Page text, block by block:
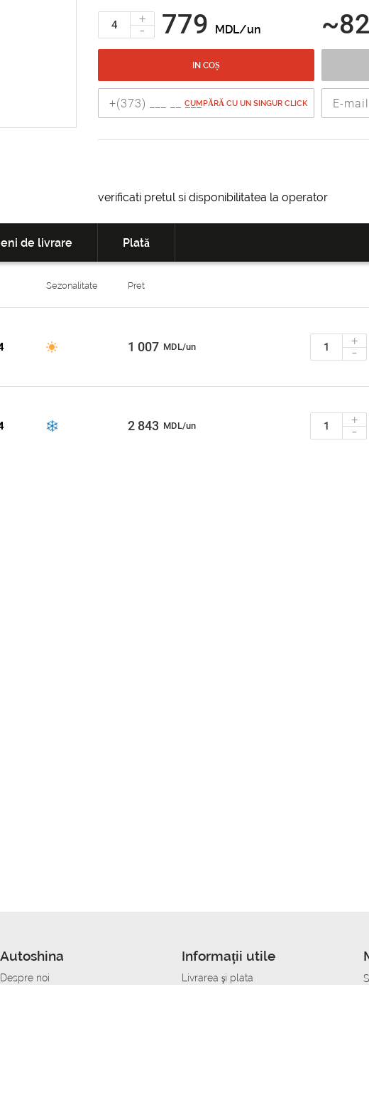
+
- 779 MDL/un ~82
IN COȘ
CUMPĂRĂ CU UN SINGUR CLICK
verificati pretul si disponibilitatea la operator
de livrare Plată
Sezonalitate Pret
1 007 MDL/un +
-
2 843 MDL/un +
-
Autoshina
Despre noi
Informații utile
Livrarea şi plata